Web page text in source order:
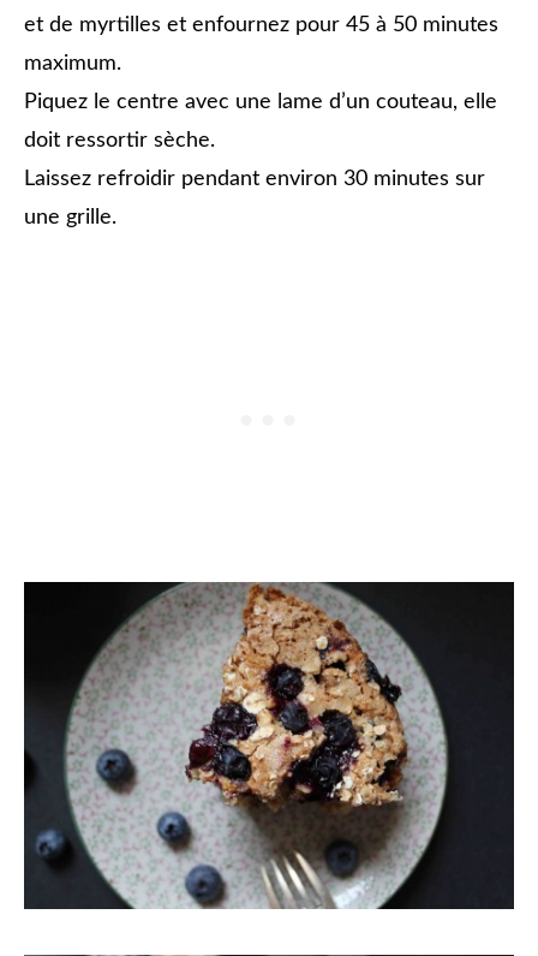
et de myrtilles et enfournez pour 45 à 50 minutes
maximum.
Piquez le centre avec une lame d’un couteau, elle
doit ressortir sèche.
Laissez refroidir pendant environ 30 minutes sur
une grille.